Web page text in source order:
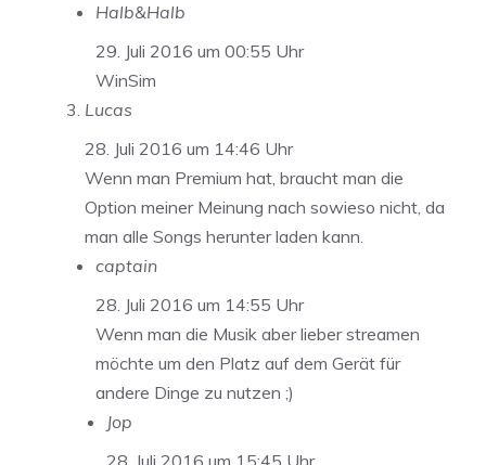
Halb&Halb
29. Juli 2016 um 00:55 Uhr
WinSim
Lucas
28. Juli 2016 um 14:46 Uhr
Wenn man Premium hat, braucht man die
Option meiner Meinung nach sowieso nicht, da
man alle Songs herunter laden kann.
captain
28. Juli 2016 um 14:55 Uhr
Wenn man die Musik aber lieber streamen
möchte um den Platz auf dem Gerät für
andere Dinge zu nutzen ;)
Jop